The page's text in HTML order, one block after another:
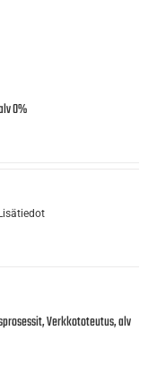
0%
Verkkototeutus, alv